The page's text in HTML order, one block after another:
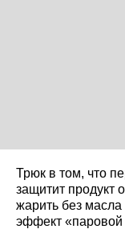
Трюк в том, что
защитит продукт
жарить без масла
эффект